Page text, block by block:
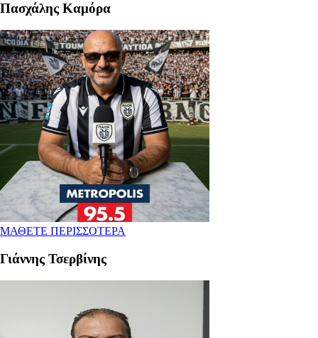
Πασχάλης Καμόρα
ΜΑΘΕΤΕ ΠΕΡΙΣΣΟΤΕΡΑ
Γιάννης Τσερβίνης